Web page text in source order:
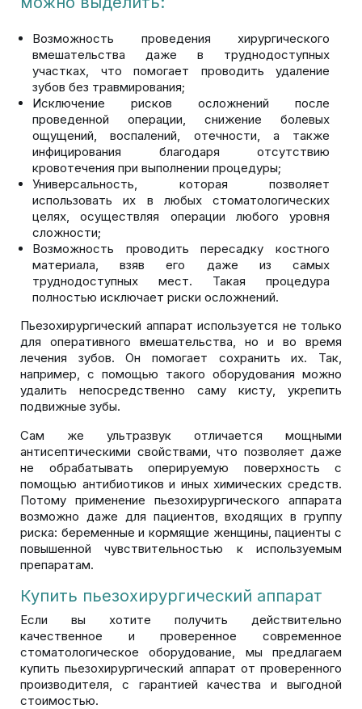
Возможность проведения хирургического
вмешательства даже в труднодоступных
участках, что помогает проводить удаление
зубов без травмирования;
Исключение рисков осложнений после
проведенной операции, снижение болевых
ощущений, воспалений, отечности, а также
инфицирования благодаря отсутствию
кровотечения при выполнении процедуры;
Универсальность, которая позволяет
использовать их в любых стоматологических
целях, осуществляя операции любого уровня
сложности;
Возможность проводить пересадку костного
материала, взяв его даже из самых
труднодоступных мест. Такая процедура
полностью исключает риски осложнений.
Пьезохирургический аппарат используется не только
для оперативного вмешательства, но и во время
лечения зубов. Он помогает сохранить их. Так,
например, с помощью такого оборудования можно
удалить непосредственно саму кисту, укрепить
подвижные зубы.
Сам же ультразвук отличается мощными
антисептическими свойствами, что позволяет даже
не обрабатывать оперируемую поверхность с
помощью антибиотиков и иных химических средств.
Потому применение пьезохирургического аппарата
возможно даже для пациентов, входящих в группу
риска: беременные и кормящие женщины, пациенты с
повышенной чувствительностью к используемым
препаратам.
Купить пьезохирургический аппарат
Если вы хотите получить действительно
качественное и проверенное современное
стоматологическое оборудование, мы предлагаем
купить пьезохирургический аппарат от проверенного
производителя, с гарантией качества и выгодной
стоимостью.